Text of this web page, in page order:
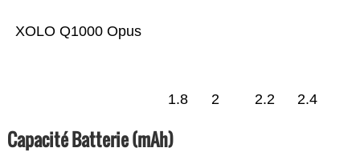
XOLO Q1000 Opus
1.8 2 2.2 2.4
Capacité Batterie (mAh)